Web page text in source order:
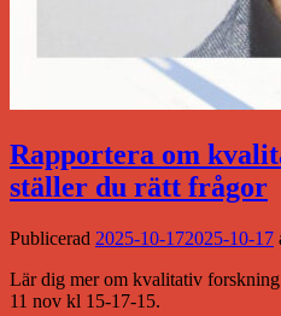
Rapportera om
ställer du rätt frågor
Publicerad 2025-10-172025-10-17
Lär dig mer om kvalitativ
11 nov kl 15-17-15.